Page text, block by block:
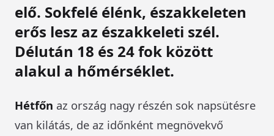
elő. Sokfelé élénk, északkeleten
erős lesz az északkeleti szél.
Délután 18 és 24 fok között
alakul a hőmérséklet.
Hétfőn az ország nagy részén sok napsütésre
van kilátás, de az időnként megnövekvő